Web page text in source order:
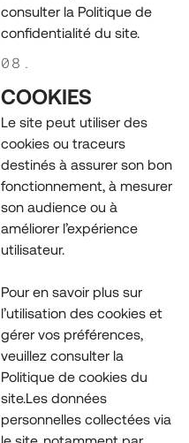
consulter la Politique de
confidentialité du site.
08.
COOKIES
Le site peut utiliser des
cookies ou traceurs
destinés à assurer son bon
fonctionnement, à mesurer
son audience ou à
améliorer l’expérience
utilisateur.
Pour en savoir plus sur
l’utilisation des cookies et
gérer vos préférences,
veuillez consulter la
Politique de cookies du
site.Les données
personnelles collectées via